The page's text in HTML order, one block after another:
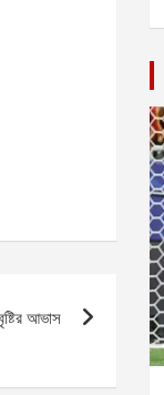
আভাস